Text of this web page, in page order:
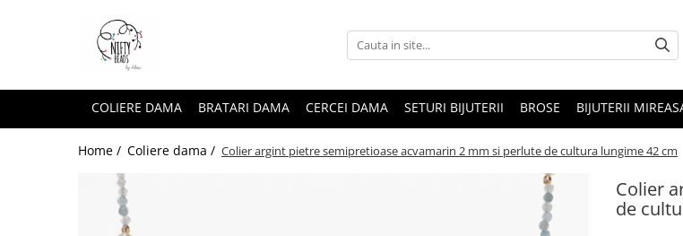
COLIERE DAMA BRATARI DAMA CERCEI DAMA SETURI BIJUTERII BROSE BIJUTERII
Home / Coliere dama / Colier argint pietre semipretioase acvamarin 2 mm si perlute de cultura lungime 42 cm
Colier
de